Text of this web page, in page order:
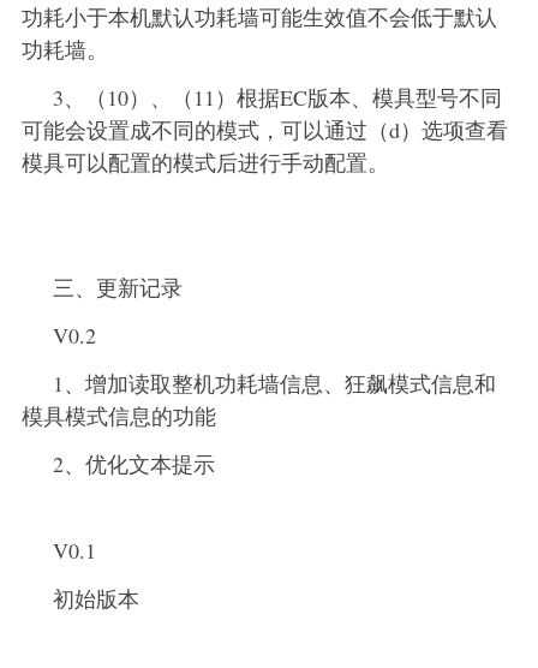
功耗小于本机默认功耗墙可能生效值不会低于默认
功耗墙。
3、（10）、（11）根据EC版本、模具型号不同
可能会设置成不同的模式，可以通过（d）选项查看
模具可以配置的模式后进行手动配置。
三、更新记录
V0.2
1、增加读取整机功耗墙信息、狂飙模式信息和
模具模式信息的功能
2、优化文本提示
V0.1
初始版本